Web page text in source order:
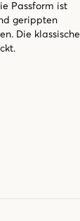
Passform ist
gerippten
Die klassische